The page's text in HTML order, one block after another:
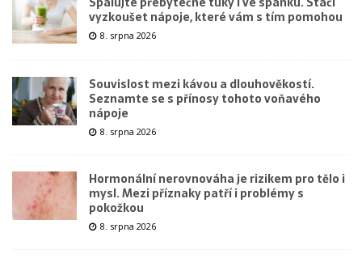
vyzkoušet nápoje, které vám s tím pomohou
8. srpna 2026
Souvislost mezi kávou a dlouhověkostí.
Seznamte se s přínosy tohoto voňavého
nápoje
8. srpna 2026
Hormonální nerovnováha je rizikem pro tělo i
mysl. Mezi příznaky patří i problémy s
pokožkou
8. srpna 2026